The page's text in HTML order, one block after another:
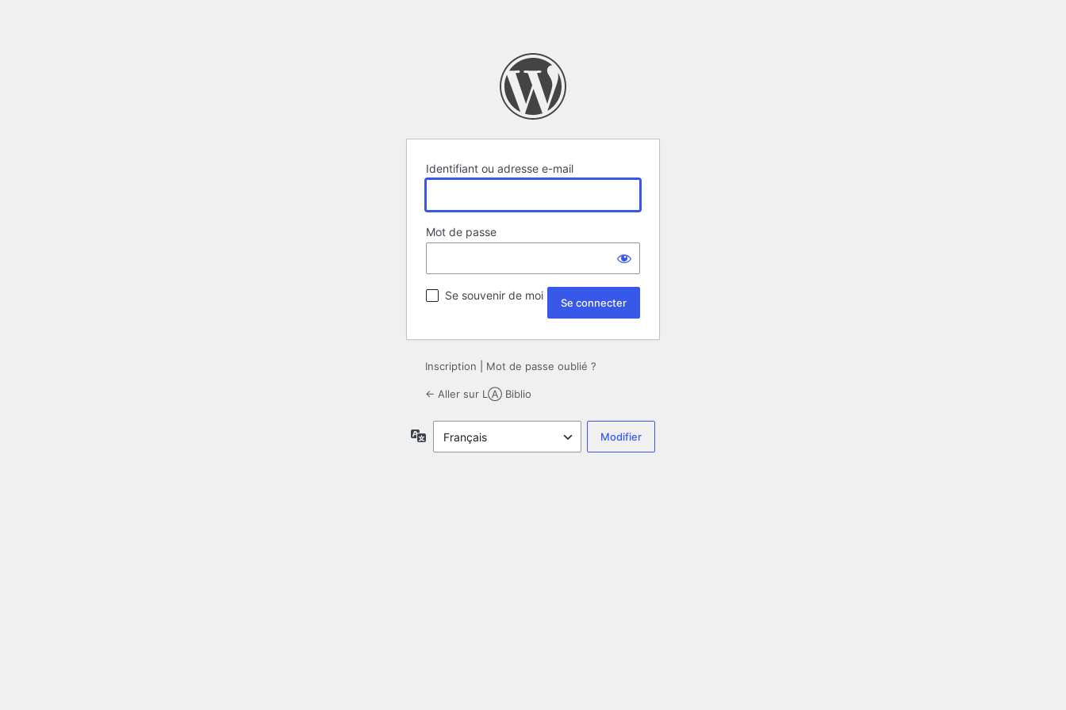
Identifiant ou adresse e-mail
Mot de passe
Se souvenir de moi
Inscription Mot de passe oublié ?
← Aller sur LⒶ Biblio
Langue